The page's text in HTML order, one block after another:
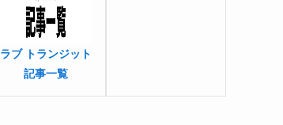
ラブ トランジット
記事一覧